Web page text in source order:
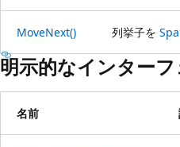
MoveNext() 列挙子を
明示的なインター
名前